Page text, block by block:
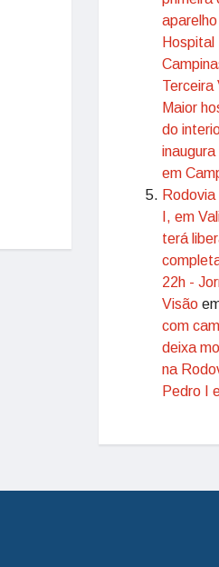
Hospital
Terceira
Maior
do
em
I, em
terá
22h -
Visão
com
deixa
na
Pedro I